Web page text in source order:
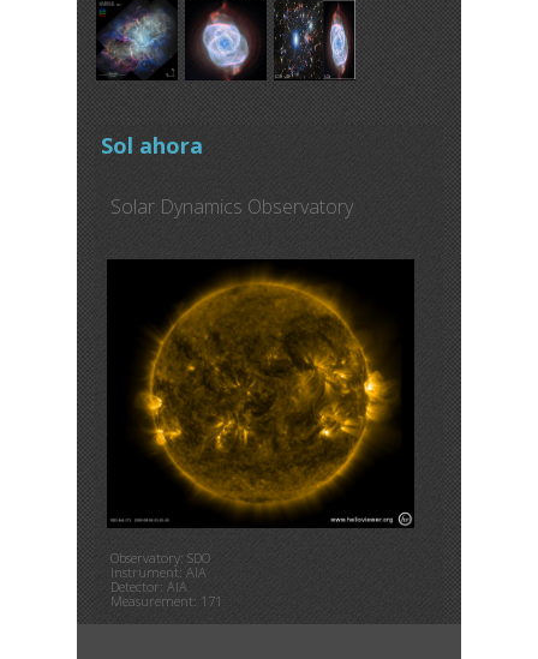
Sol ahora
Solar Dynamics Observatory
Observatory: SDO
Instrument: AIA
Detector: AIA
Measurement: 171